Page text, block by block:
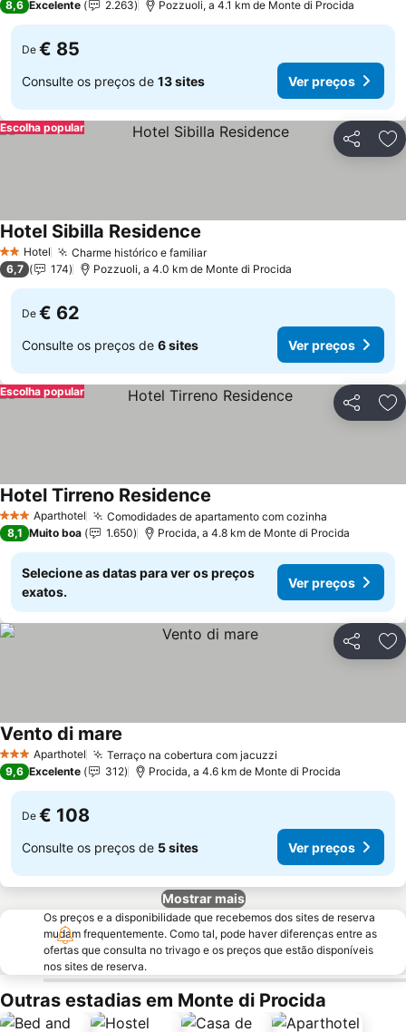
8,6 Excelente 2.263 Pozzuoli, a 4.1 km de Monte di Procida
De € 85
Consulte os preços de 13 sites Ver preços
Partilhar
Escolha popular
2 Estrelas
Hotel Charme histórico e familiarVer preços
Hotel Sibilla Residence
6,7 174 Pozzuoli, a 4.0 km de Monte di Procida
De € 62
Consulte os preços de 6 sites Ver preços
Partilhar
Escolha popular
3 EstrelasAparthotel Comodidades de apartamento com cozinha
Hotel Tirreno Residence
8,1 Muito boa 1.650 Procida, a 4.8 km de Monte di Procida
Selecione as datas para ver os preços
exatos.
Ver preços
Partilhar
3 EstrelasAparthotel Terraço na cobertura com jacuzzi
Vento di mare
9,6 Excelente 312 Procida, a 4.6 km de Monte di Procida
De € 108
Consulte os preços de 5 sites Ver preços
Mostrar mais
Os preços e a disponibilidade que recebemos dos sites de reserva
mudam frequentemente. Como tal, pode haver diferenças entre as
ofertas que consulta no trivago e os preços que estão disponíveis
nos sites de reserva.
Outras estadias em Monte di Procida